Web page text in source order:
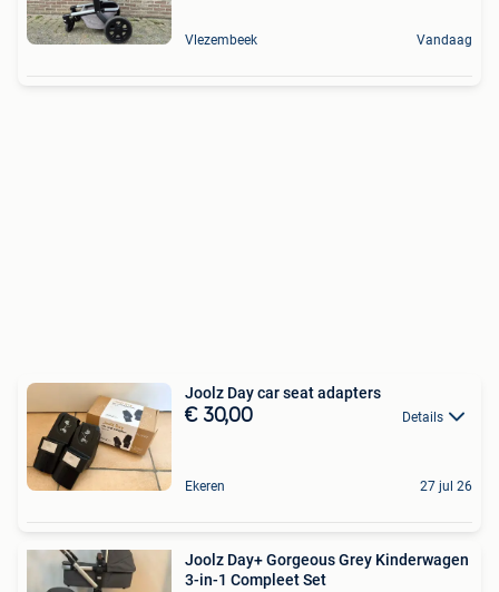
Vlezembeek Vandaag
Joolz Day car seat adapters
€ 30,00 Details
Ekeren 27 jul 26
Joolz Day+ Gorgeous Grey Kinderwagen
3-in-1 Compleet Set